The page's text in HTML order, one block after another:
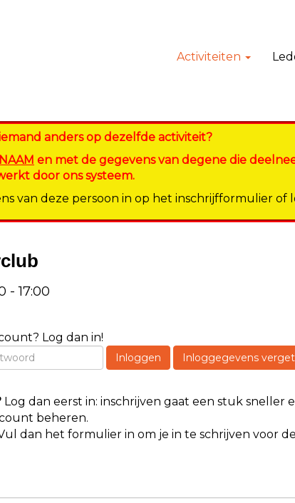
Activiteiten
anders op dezelfde activiteit?
en met de gegevens van degene die
door ons systeem.
van deze persoon in op het inschrijfformulier of
- 17:00
Log dan in!
Inloggen Inloggegevens
Log dan eerst in: inschrijven gaat een stuk sneller
beheren.
dan het formulier in om je in te schrijven voor